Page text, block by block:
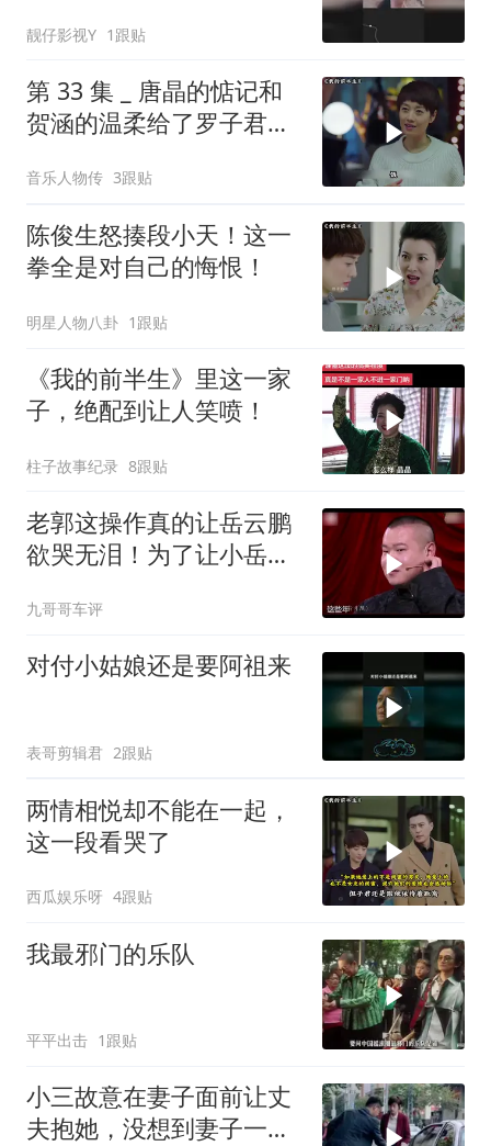
靓仔影视Y 1跟贴
第 33 集 _ 唐晶的惦记和
贺涵的温柔给了罗子君搬
音乐人物传 3跟贴
陈俊生怒揍段小天！这一
拳全是对自己的悔恨！
明星人物八卦 1跟贴
《我的前半生》里这一家
子，绝配到让人笑喷！
柱子故事纪录 8跟贴
老郭这操作真的让岳云鹏
欲哭无泪！为了让小岳岳
九哥哥车评
对付小姑娘还是要阿祖来
表哥剪辑君 2跟贴
两情相悦却不能在一起，
这一段看哭了
西瓜娱乐呀 4跟贴
我最邪门的乐队
平平出击 1跟贴
小三故意在妻子面前让丈
夫抱她，没想到妻子一招